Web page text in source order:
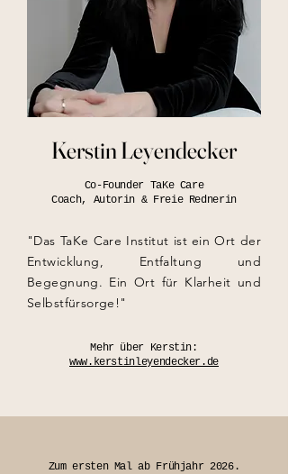
Kerstin Leyendecker
Co-Founder TaKe Care
Coach, Autorin & Freie Rednerin
"Das TaKe Care Institut ist ein Ort der
Entwicklung, Entfaltung und
Begegnung. Ein Ort für Klarheit und
Selbstfürsorge!"
Mehr über Kerstin:
www.kerstinleyendecker.de
Zum ersten Mal ab Frühjahr 2026.